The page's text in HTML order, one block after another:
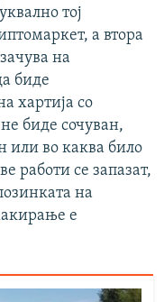
тој
а втора
на
биде
хартија со
биде сочуван,
или во каква било
работи се запазат,
на
е